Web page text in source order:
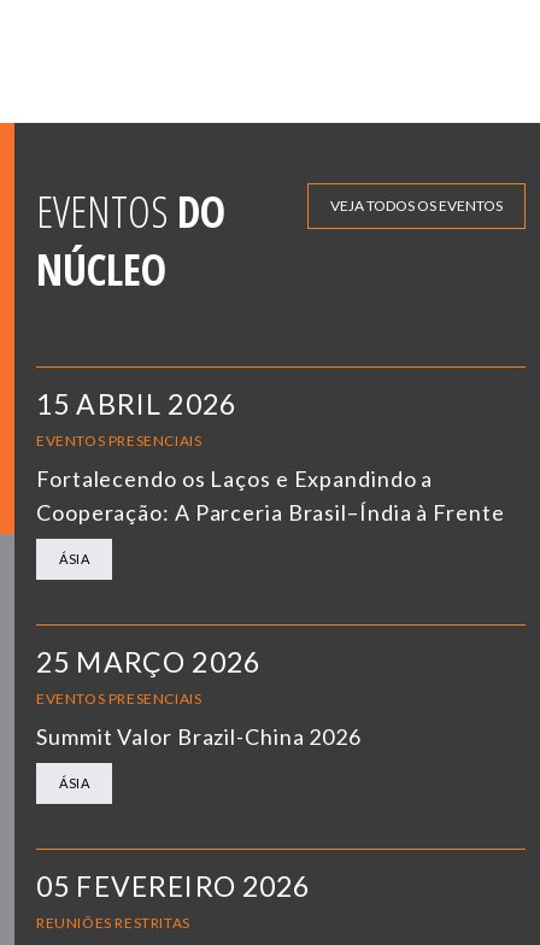
EVENTOS DO
NÚCLEO
VEJA TODOS OS EVENTOS
15 ABRIL 2026
EVENTOS PRESENCIAIS
Fortalecendo os Laços e Expandindo a
Cooperação: A Parceria Brasil–Índia à Frente
ÁSIA
25 MARÇO 2026
EVENTOS PRESENCIAIS
Summit Valor Brazil-China 2026
ÁSIA
05 FEVEREIRO 2026
REUNIÕES RESTRITAS